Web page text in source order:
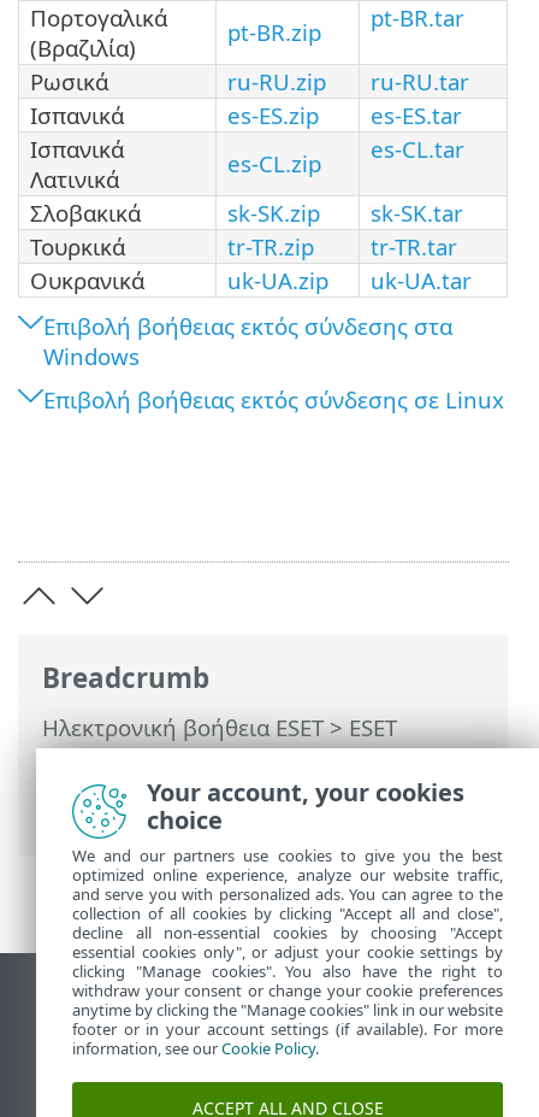
Breadcrumb
Ηλεκτρονική βοήθεια ESET>ESET
PROTECT On-Prem>Εισαγωγή στο ESET
PROTECT On-Prem>Σχετικά με τη
βοήθεια > Βοήθεια εκτός σύνδεσης
Πορτογαλικά
(Βραζιλία)
pt-BR.zip pt-BR.tar
Ρωσικά ru-RU.zip
ru-RU.tar
Ισπανικά
es-ES.zip
es-ES.tar
Ισπανικά
Λατινικά
es-CL.zip es-CL.tar
Σλοβακικά sk-SK.zip
sk-SK.tar
Τουρκικά
tr-TR.zip
tr-TR.tar
Ουκρανικά
uk-UA.zip
uk-UA.tar
Επιβολή βοήθειας εκτός σύνδεσης στα
Windows
Επιβολή βοήθειας εκτός σύνδεσης σε Linux
Προβολή ιστότοπου επιφάνειας εργασίας
End of Life
Γνωσιακή βάση ESET
Ομάδα συζήτησης ESET
Your account, your cookies
choice
We and our partners use cookies to give you the best
optimized online experience, analyze our website traffic,
and serve you with personalized ads. You can agree to the
collection of all cookies by clicking "Accept all and close",
decline all non-essential cookies by choosing "Accept
essential cookies only", or adjust your cookie settings by
clicking "Manage cookies". You also have the right to
withdraw your consent or change your cookie preferences
anytime by clicking the "Manage cookies" link in our website
footer or in your account settings (if available). For more
information, see ourCookie Policy.
ACCEPT ALL AND CLOSE